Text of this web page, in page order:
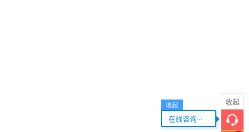
收起
收起
在线咨询